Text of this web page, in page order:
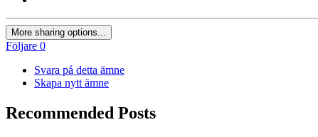
More sharing options...
Följare 0
Svara på detta ämne
Skapa nytt ämne
Recommended Posts